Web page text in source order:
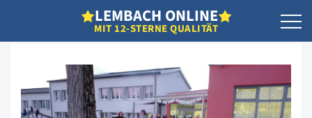
LEMBACH ONLINE
MIT 12-STERNE QUALITÄT